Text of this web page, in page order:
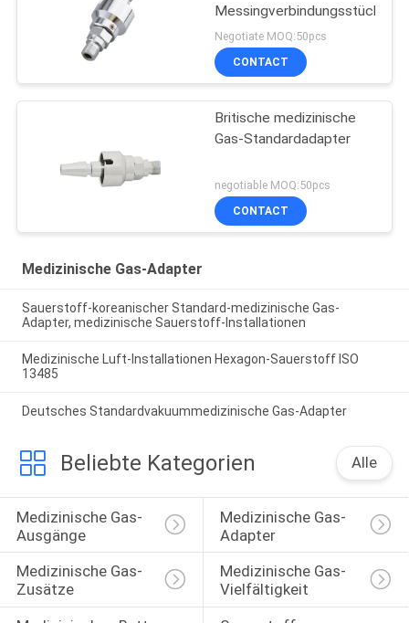
Messingverbindungsstücke
Negotiate MOQ:50pcs
CONTACT
Britische medizinische
Gas-Standardadapter
negotiable MOQ:50pcs
CONTACT
Medizinische Gas-Adapter
Sauerstoff-koreanischer Standard-medizinische Gas-
Adapter, medizinische Sauerstoff-Installationen
Medizinische Luft-Installationen Hexagon-Sauerstoff ISO
13485
Deutsches Standardvakuummedizinische Gas-Adapter
Beliebte Kategorien Alle
Medizinische Gas-
Ausgänge
Medizinische Gas-
Adapter
Medizinische Gas-
Zusätze
Medizinische Gas-
Vielfältigkeit